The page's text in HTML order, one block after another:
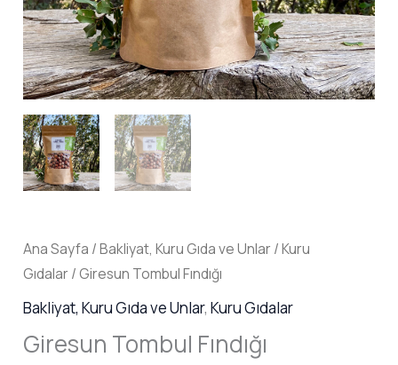
Ana Sayfa /Bakliyat, Kuru Gıda ve Unlar /Kuru
Gıdalar / Giresun Tombul Fındığı
Bakliyat, Kuru Gıda ve Unlar,Kuru Gıdalar
Giresun Tombul Fındığı